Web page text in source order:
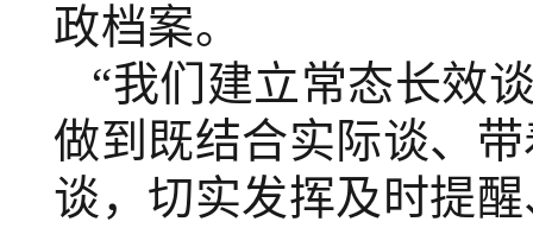
政档案。
“我们建立常态长效
做到既结合实际谈、
谈，切实发挥及时提